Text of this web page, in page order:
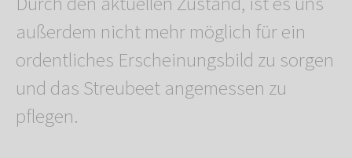
außerdem nicht mehr möglich für ein
ordentliches Erscheinungsbild zu sorgen
und das Streubeet angemessen zu
pflegen.